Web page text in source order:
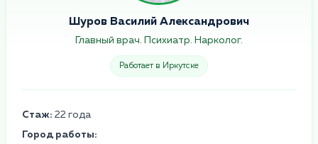
Шуров Василий Александрович
Главный врач. Психиатр. Нарколог.
Работает в Иркутске
Стаж: 22 года
Город работы: